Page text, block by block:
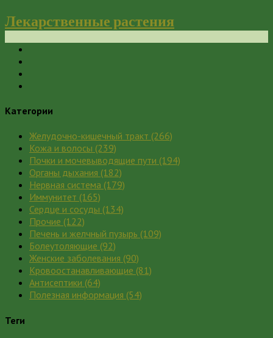
Лекарственные растения
Категории
Желудочно-кишечный тракт (266)
Кожа и волосы (239)
Почки и мочевыводящие пути (194)
Органы дыхания (182)
Нервная система (179)
Иммунитет (165)
Сердце и сосуды (134)
Прочие (122)
Печень и желчный пузырь (109)
Болеутоляющие (92)
Женские заболевания (90)
Кровоостанавливающие (81)
Антисептики (64)
Полезная информация (54)
Теги